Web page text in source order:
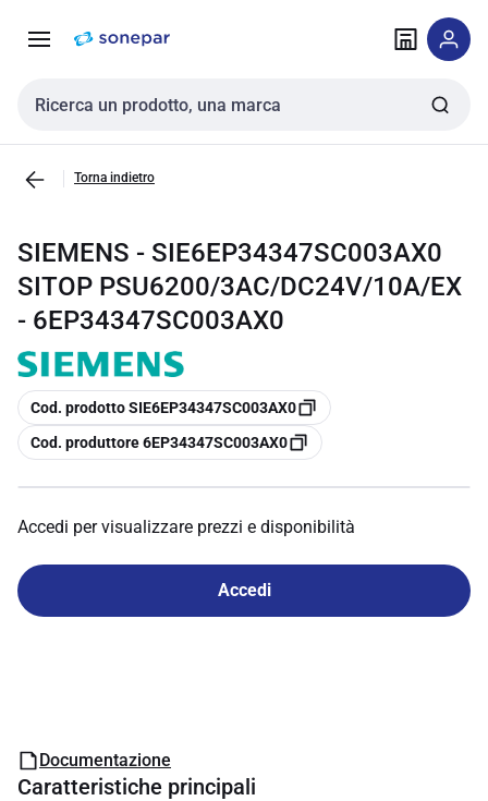
navigazione alla
Cerca input
Torna indietro
SIEMENS - SIE6EP34347SC003AX0
SITOP PSU6200/3AC/DC24V/10A/EX
- 6EP34347SC003AX0
copia
Cod. prodotto SIE6EP34347SC003AX0
copia
Cod. produttore 6EP34347SC003AX0
Accedi per visualizzare prezzi e disponibilità
Accedi
Documentazione
Caratteristiche principali